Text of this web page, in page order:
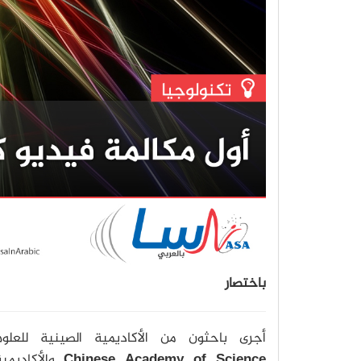
باختصار
أجرى باحثون من الأكاديمية الصينية